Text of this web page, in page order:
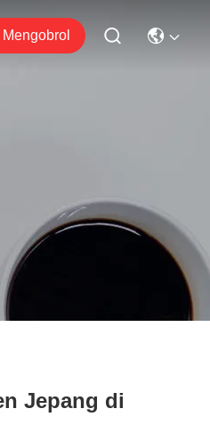
Mengobrol
Jepang di